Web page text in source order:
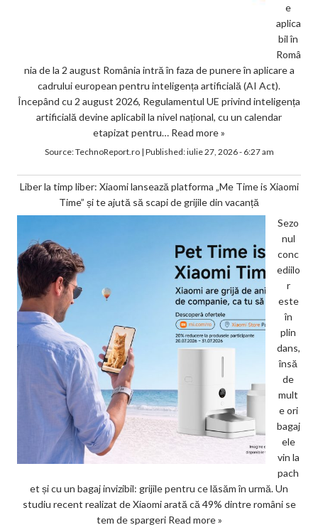
e
aplica
bil în
Româ
nia de la 2 august România intră în faza de punere în aplicare a
cadrului european pentru inteligența artificială (AI Act).
Începând cu 2 august 2026, Regulamentul UE privind inteligența
artificială devine aplicabil la nivel național, cu un calendar
etapizat pentru… Read more »
Source:TechnoReport.ro| Published:iulie 27, 2026 - 6:27 am
Liber la timp liber: Xiaomi lansează platforma „Me Time is Xiaomi
Time” și te ajută să scapi de grijile din vacanță
Sezo
nul
conc
ediilo
r
este
în
plin
dans,
însă
de
mult
e ori
bagaj
ele
vin la
pach
et și cu un bagaj invizibil: grijile pentru ce lăsăm în urmă. Un
studiu recent realizat de Xiaomi arată că 49% dintre români se
tem de spargeri Read more »